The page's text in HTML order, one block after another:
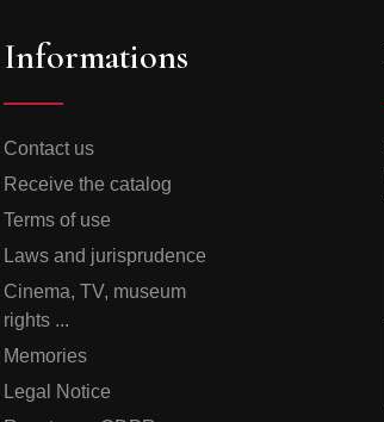
Informations
Contact us
Receive the catalog
Terms of use
Laws and jurisprudence
Cinema, TV, museum
rights ...
Memories
Legal Notice